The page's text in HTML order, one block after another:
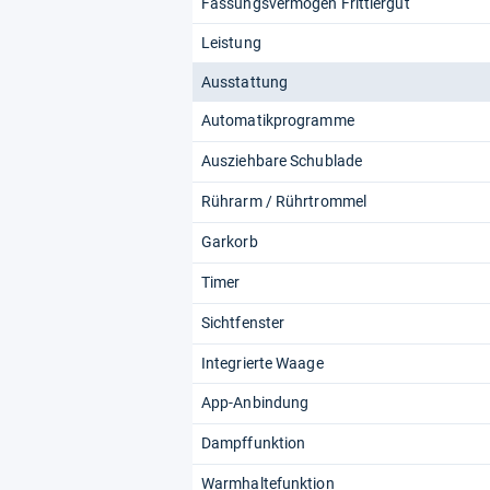
Fas­sungs­ver­mö­gen Frit­tier­gut
Leistung
Ausstattung
Automatikprogramme
Ausziehbare Schublade
Rührarm / Rührtrommel
Garkorb
Timer
Sichtfenster
Integrierte Waage
App-Anbindung
Dampffunktion
Warmhaltefunktion